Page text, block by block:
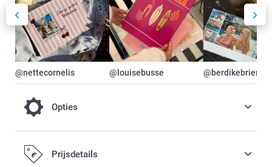
@nettecornelis @louisebusse @berdikebriers
Opties
Maak je fotoboek nog luxueuzer door te
kiezen voor Premium glanzend of Premium
Prijsdetails